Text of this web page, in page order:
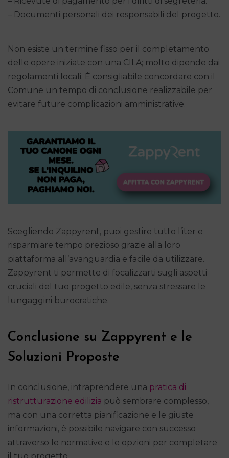
– Documenti personali dei responsabili del progetto.
Non esiste un termine fisso per il completamento
delle opere iniziate con una CILA; molto dipende dai
regolamenti locali. È consigliabile concordare con il
Comune un tempo di conclusione realizzabile per
evitare future complicazioni amministrative.
Scegliendo Zappyrent, puoi gestire tutto l’iter e
risparmiare tempo prezioso grazie alla loro
piattaforma all’avanguardia e facile da utilizzare.
Zappyrent ti permette di focalizzarti sugli aspetti
cruciali del tuo progetto edile, senza stressare le
lungaggini burocratiche.
Conclusione su Zappyrent e le
Soluzioni Proposte
In conclusione, intraprendere una pratica di
ristrutturazione edilizia può sembrare complesso,
ma con una corretta pianificazione e le giuste
informazioni, è possibile navigare con successo
attraverso le normative e le opzioni per completare